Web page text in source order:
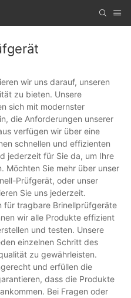
wir uns darauf, unseren
zu bieten. Unsere
sich mit modernster
die Anforderungen unserer
verfügen wir über eine
schnellen und effizienten
jederzeit für Sie da, um Ihre
Möchten Sie mehr über unser
Prüfgerät, oder unser
Sie uns jederzeit.
für tragbare Brinellprüfgeräte
wir alle Produkte effizient
und testen. Unsere
einzelnen Schritt des
zu gewährleisten.
und erfüllen die
dass die Produkte
Bei Fragen oder